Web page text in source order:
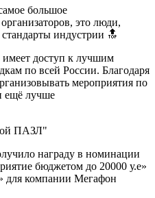
большое
это люди,
индустрии 🔝
имеет доступ к лучшим
по всей России. Благодаря
мероприятия по
ещё лучше
ПАЗЛ"
награду в номинации
бюджетом до 20000 у.е»
для компании Мегафон